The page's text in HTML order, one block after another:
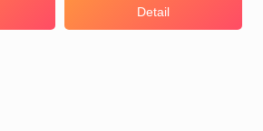
Detail